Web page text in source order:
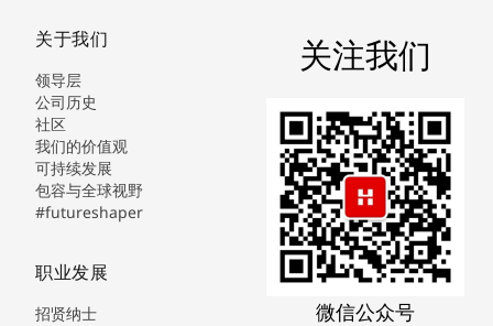
关于我们
领导层
公司历史
社区
我们的价值观
可持续发展
包容与全球视野
#futureshaper
职业发展
招贤纳士
关注我们
微信公众号